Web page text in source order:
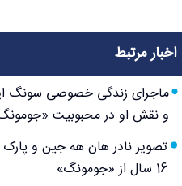
اخبار مرتبط
ماجرای زندگی خصوصی سونگ
و نقش او در محبوبیت
تصویر نادر هان هه جین و
16 سال از «جومونگ»